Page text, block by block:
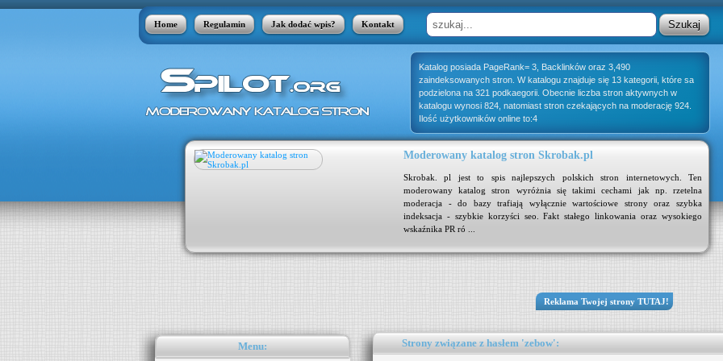
Home Regulamin Jak dodać wpis? Kontakt
Katalog posiada PageRank= 3, Backlinków oraz 3,490
zaindeksowanych stron. W katalogu znajduje się 13 kategorii, które sa
podzielona na 321 podkaegorii. Obecnie liczba stron aktywnych w
katalogu wynosi 824, natomiast stron czekających na moderację 924.
Ilość użytkowników online to:4
atakuje nastolatków. Zdarza się
apteczne w postaci płynów nie radzą
Moderowany katalog stron Skrobak.pl
Skrobak. pl jest to spis najlepszych polskich stron internetowych. Ten
moderowany katalog stron wyróżnia się takimi cechami jak np. rzetelna
moderacja - do bazy trafiają wyłącznie wartościowe strony oraz szybka
indeksacja - szybkie korzyści seo. Fakt stałego linkowania oraz wysokiego
wskaźnika PR ró ...
Reklama Twojej strony TUTAJ!
Menu: Strony związane z hasłem 'zebow':